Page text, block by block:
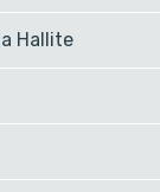
Hallite